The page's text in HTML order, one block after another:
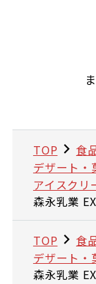
TOP
食
デザート・
アイスクリ
森永乳業
TOP
食
デザート・
森永乳業